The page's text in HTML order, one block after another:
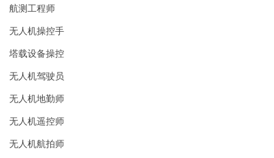
航测工程师
无人机操控手
塔载设备操控
无人机驾驶员
无人机地勤师
无人机遥控师
无人机航拍师